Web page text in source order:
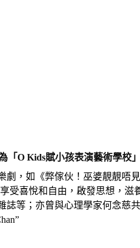
O Kids賦小孩表演藝術學校
，如《弊傢伙！巫婆靚靚唔
喜悅和自由，啟發思想，
等；亦曾與心理學家何念慈